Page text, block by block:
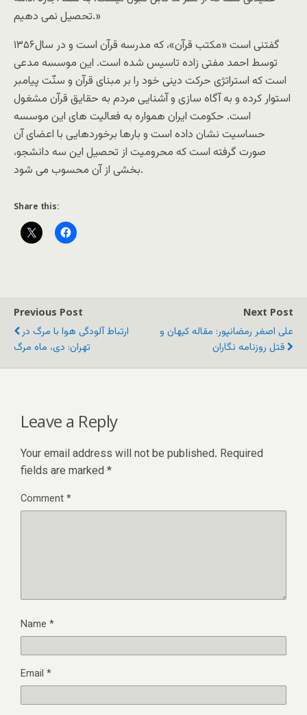
تحصیل نمی دهیم.»
گفتنی است «مکتب قرآن»، که مدرسه قرآن است و در سال۱۳۵۶
توسط احمد مفتی زاده تاسیس شده است. این موسسه مدعی
است که استراتژی حرکت دینی خود را بر مبنای قرآن و سنّت پیامبر
استوار کرده و به آگاه سازی و آشنایی مردم به حقایق قرآن مشغول
است. حکومت ایران همواره به فعالیت های این موسسه
حساسیت نشان داده است و بارها برخوردهایی با اعضای آن
صورت گرفته است که محرومیت از تحصیل این سه دانشجو،
بخشی از آن محسوب می شود.
Share this:
Previous Post
ارتباط آلودگی هوا با مرگ در
تهران: دی، ماه مرگ
Next Post
علی اصغر رمضانپور: مقاله کیهان و
قتل روزنامه نگاران
Leave a Reply
Your email address will not be published. Required
fields are marked *
Comment*
Name *
Email *